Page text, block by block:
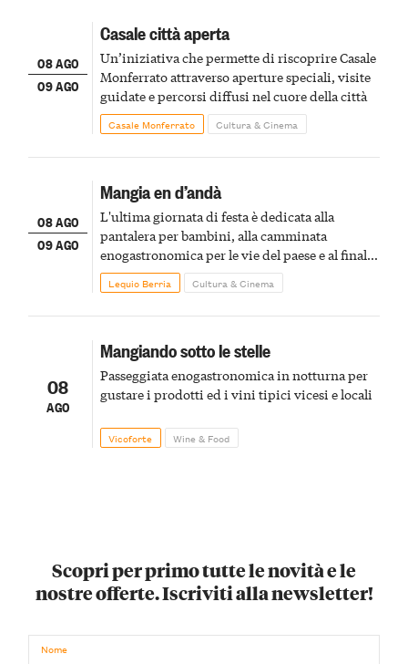
08 AGO
09 AGO
Casale città aperta
Un’iniziativa che permette di riscoprire Casale
Monferrato attraverso aperture speciali, visite
guidate e percorsi diffusi nel cuore della città
Casale Monferrato Cultura & Cinema
08 AGO
09 AGO
Mangia en d’andà
L'ultima giornata di festa è dedicata alla
pantalera per bambini, alla camminata
enogastronomica per le vie del paese e al finale
pirotecnico
Lequio Berria Cultura & Cinema
08
AGO
Mangiando sotto le stelle
Passeggiata enogastronomica in notturna per
gustare i prodotti ed i vini tipici vicesi e locali
Vicoforte Wine & Food
Scopri per primo tutte le novità e le
nostre offerte. Iscriviti alla newsletter!
Nome